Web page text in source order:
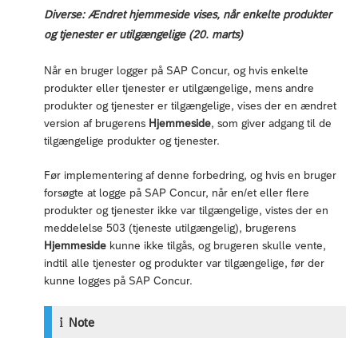
Diverse: Ændret hjemmeside vises, når enkelte produkter
og tjenester er utilgængelige (20. marts)
Når en bruger logger på SAP Concur, og hvis enkelte
produkter eller tjenester er utilgængelige, mens andre
produkter og tjenester er tilgængelige, vises der en ændret
version af brugerens Hjemmeside, som giver adgang til de
tilgængelige produkter og tjenester.
Før implementering af denne forbedring, og hvis en bruger
forsøgte at logge på SAP Concur, når en/et eller flere
produkter og tjenester ikke var tilgængelige, vistes der en
meddelelse 503 (tjeneste utilgængelig), brugerens
Hjemmeside kunne ikke tilgås, og brugeren skulle vente,
indtil alle tjenester og produkter var tilgængelige, før der
kunne logges på SAP Concur.
Note